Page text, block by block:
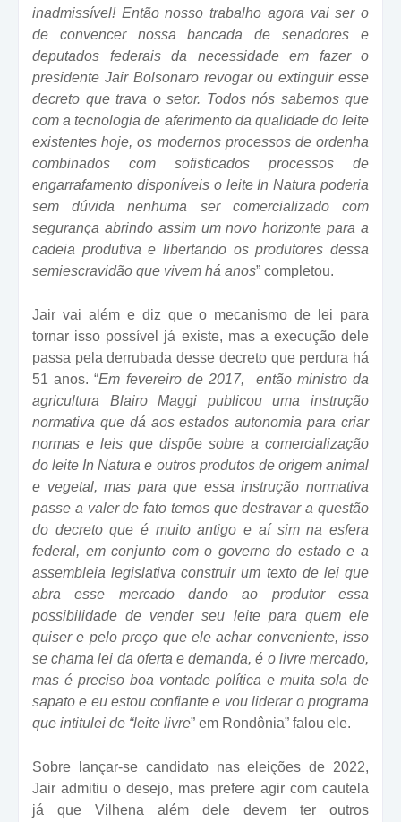
inadmissível! Então nosso trabalho agora vai ser o
de convencer nossa bancada de senadores e
deputados federais da necessidade em fazer o
presidente Jair Bolsonaro revogar ou extinguir esse
decreto que trava o setor. Todos nós sabemos que
com a tecnologia de aferimento da qualidade do leite
existentes hoje, os modernos processos de ordenha
combinados com sofisticados processos de
engarrafamento disponíveis o leite In Natura poderia
sem dúvida nenhuma ser comercializado com
segurança abrindo assim um novo horizonte para a
cadeia produtiva e libertando os produtores dessa
semiescravidão que vivem há anos” completou.
Jair vai além e diz que o mecanismo de lei para
tornar isso possível já existe, mas a execução dele
passa pela derrubada desse decreto que perdura há
51 anos. “Em fevereiro de 2017,
então ministro da
agricultura Blairo Maggi publicou uma instrução
normativa que dá aos estados autonomia para criar
normas e leis que dispõe sobre a comercialização
do leite In Natura e outros produtos de origem animal
e vegetal, mas para que essa instrução normativa
passe a valer de fato temos que destravar a questão
do decreto que é muito antigo e aí sim na esfera
federal, em conjunto com o governo do estado e a
assembleia legislativa construir um texto de lei que
abra esse mercado dando ao produtor essa
possibilidade de vender seu leite para quem ele
quiser e pelo preço que ele achar conveniente, isso
se chama lei da oferta e demanda, é o livre mercado,
mas é preciso boa vontade política e muita sola de
sapato e eu estou confiante e vou liderar o programa
que intitulei de “leite livre” em Rondônia” falou ele.
Sobre lançar-se candidato nas eleições de 2022,
Jair admitiu o desejo, mas prefere agir com cautela
já que Vilhena além dele devem ter outros